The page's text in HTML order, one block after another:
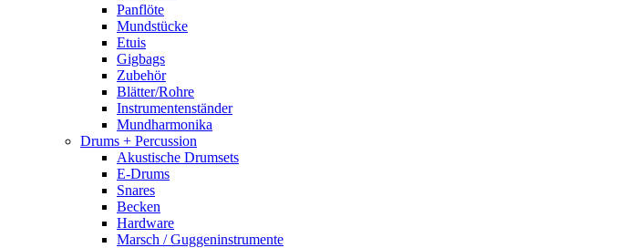
Panflöte
Mundstücke
Etuis
Gigbags
Zubehör
Blätter/Rohre
Instrumentenständer
Mundharmonika
Drums + Percussion
Akustische Drumsets
E-Drums
Snares
Becken
Hardware
Marsch / Guggeninstrumente